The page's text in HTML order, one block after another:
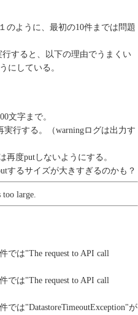
ように、最初の10件までは問題
行すると、以下の理由でうまくい
にしている。
文字まで。
実行する。（warningログは出力す
度putしないようにする。
するサイズが大きすぎるのかも？
large.
では"The request to API call
では"The request to API call
では"DatastoreTimeoutException"が